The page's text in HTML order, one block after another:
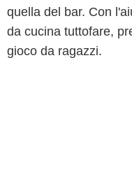
quella del bar. Con
da cucina tuttofare,
gioco da ragazzi.